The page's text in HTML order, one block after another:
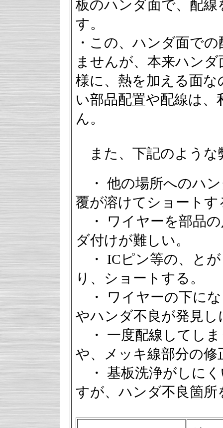
板のハンダ面で、配
す。
・この、ハンダ面で
ませんが、本来ハン
様に、熱を加える面
い部品配置や配線は
ん。
また、下記のような
・ 他の場所へのハ
覆が溶けてショートす
・ ワイヤーを部品
ダ付けが難しい。
・ ICピン等の、と
り、ショートする。
・ ワイヤーの下に
やハンダ不良が発見し
・ 一度配線してし
や、メッキ線部分の修
・ 基板洗浄がしに
すが、ハンダ不良箇